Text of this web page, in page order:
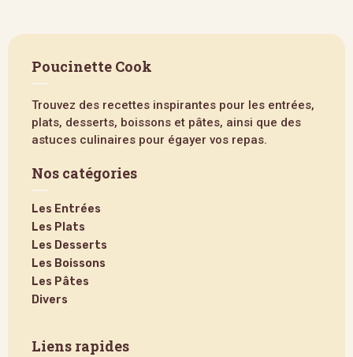
Poucinette Cook
Trouvez des recettes inspirantes pour les entrées,
plats, desserts, boissons et pâtes, ainsi que des
astuces culinaires pour égayer vos repas.
Nos catégories
Les Entrées
Les Plats
Les Desserts
Les Boissons
Les Pâtes
Divers
Liens rapides